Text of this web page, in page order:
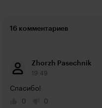
16 комментариев
Zhorzh Pasechnik
19:49
Спасибо!
0
0